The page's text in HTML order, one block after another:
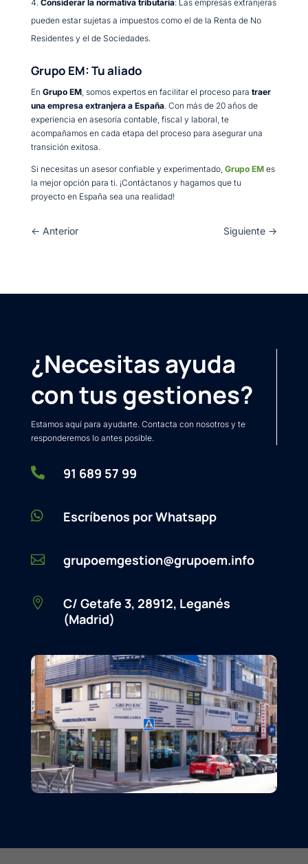
Considerar la normativa tributaria: Las empresas extranjeras
pueden estar sujetas a impuestos como el de la Renta de No
Residentes y el de Sociedades.
Grupo EM: Tu aliado
En Grupo EM, somos expertos en facilitar el proceso para traer
una empresa extranjera a España. Con más de 20 años de
experiencia en asesoría contable, fiscal y laboral, te
acompañamos en cada etapa del proceso para asegurar una
transición exitosa.
Si necesitas un asesor confiable y experimentado, Grupo EM es
la mejor opción para ti. ¡Contáctanos y hagamos que tu
proyecto en España sea una realidad!
← Anterior Siguiente →
¿Necesitas ayuda
con tus gestiones?
Estamos aquí para ayudarte. Contacta con nosotros y te
responderemos lo antes posible.
 91 689 57 99
 Escríbenos por Whatsapp
 grupoemgestion@grupoem.info

C/ Getafe 3, 28912, Leganés
(Madrid)